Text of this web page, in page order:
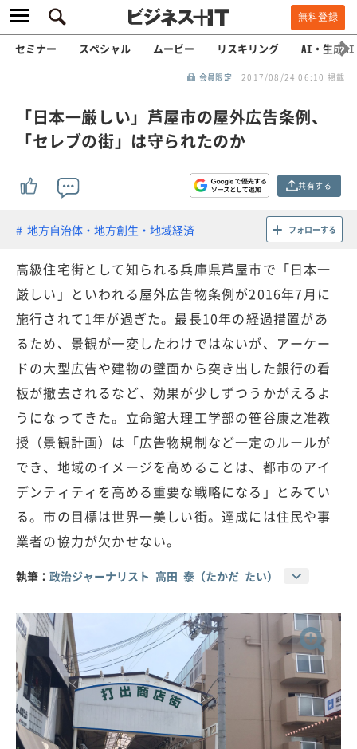
無料登録
セミナー スペシャル ムービー リスキリング AI・生成AI
会員限定 2017/08/24 06:10 掲載
「日本一厳しい」芦屋市の屋外広告条例、
「セレブの街」は守られたのか
共有する
地方自治体・地方創生・地域経済 フォローする
高級住宅街として知られる兵庫県芦屋市で「日本一
厳しい」といわれる屋外広告物条例が2016年7月に
施行されて1年が過ぎた。最長10年の経過措置があ
るため、景観が一変したわけではないが、アーケー
ドの大型広告や建物の壁面から突き出した銀行の看
板が撤去されるなど、効果が少しずつうかがえるよ
うになってきた。立命館大理工学部の笹谷康之准教
授（景観計画）は「広告物規制など一定のルールが
でき、地域のイメージを高めることは、都市のアイ
デンティティを高める重要な戦略になる」とみてい
る。市の目標は世界一美しい街。達成には住民や事
業者の協力が欠かせない。
執筆： 政治ジャーナリスト 高田 泰（たかだ たい）